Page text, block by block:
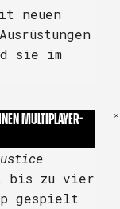
neuen
sie im
MULTIPLAYER-
bis zu vier
gespielt